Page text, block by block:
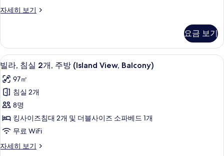
1
및
소
파
베
드,
발
코
니
(No
자세히 보기
룸,
즈
침
대
개
및
소
파
베
드,
발
코
요금 보기
빌
라,
침
실
2
개,
주
방
9
빌라, 침실 2개, 주방 (Island View, Balcony)
97㎡
침실 2개
8명
킹사이즈침대 2개 및 더블사이즈 소파베드 1개
무료 WiFi
자세히 보기
빌